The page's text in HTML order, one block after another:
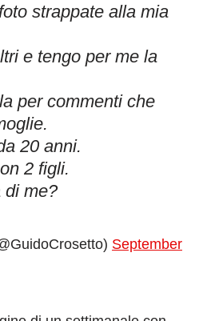
strappate alla mia
e tengo per me la
per commenti che
20 anni.
2 figli.
di me?
September